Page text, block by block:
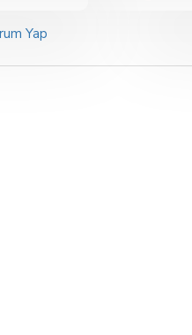
Yap